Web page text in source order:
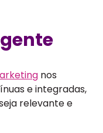
nos
e integradas,
relevante e